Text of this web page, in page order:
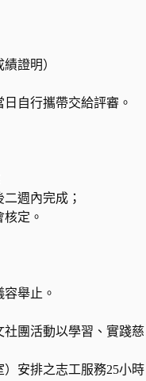
證明）
日自行攜帶交給評審。
週內完成；
定。
舉止。
社團活動以學習、實踐慈
安排之志工服務25小時